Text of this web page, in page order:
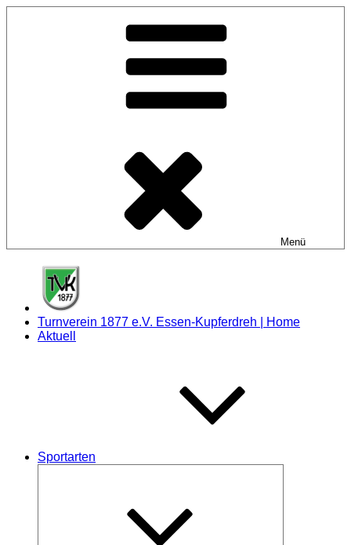
Menü
Turnverein 1877 e.V. Essen-Kupferdreh | Home
Aktuell
Sportarten